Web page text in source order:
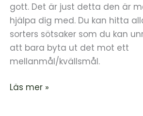
gott. Det är just detta den är
hjälpa dig med. Du kan hitta
sorters sötsaker som du kan
att bara byta ut det mot ett
mellanmål/kvällsmål.
Läs mer »